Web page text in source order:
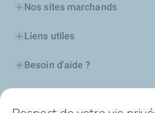
Nos sites marchands
Liens utiles
Besoin d'aide ?